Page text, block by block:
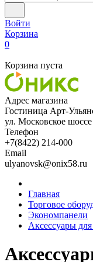
Войти
Корзина
0
Корзина пуста
Адрес магазина
Гостиница Арт-
ул. Московское
Телефон
+7(8422) 214-000
Email
ulyanovsk@onix58.ru
Главная
Торговое
Экономпанели
Аксессуары